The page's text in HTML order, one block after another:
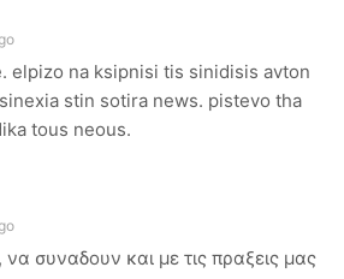
elpizo na ksipnisi tis sinidisis avton
stin sotira news. pistevo tha
tous neous.
να συναδουν και με τις πραξεις μας